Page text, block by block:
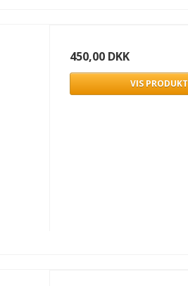
450,00 DKK
VIS PRODUKT